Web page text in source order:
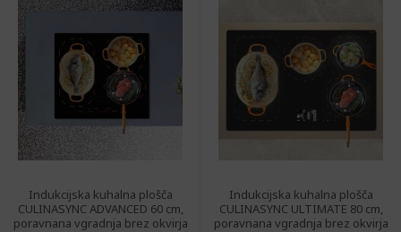
Indukcijska kuhalna plošča
CULINASYNC ADVANCED 60 cm,
poravnana vgradnja brez okvirja
Indukcijska kuhalna plošča
CULINASYNC ULTIMATE 80 cm,
poravnana vgradnja brez okvirja